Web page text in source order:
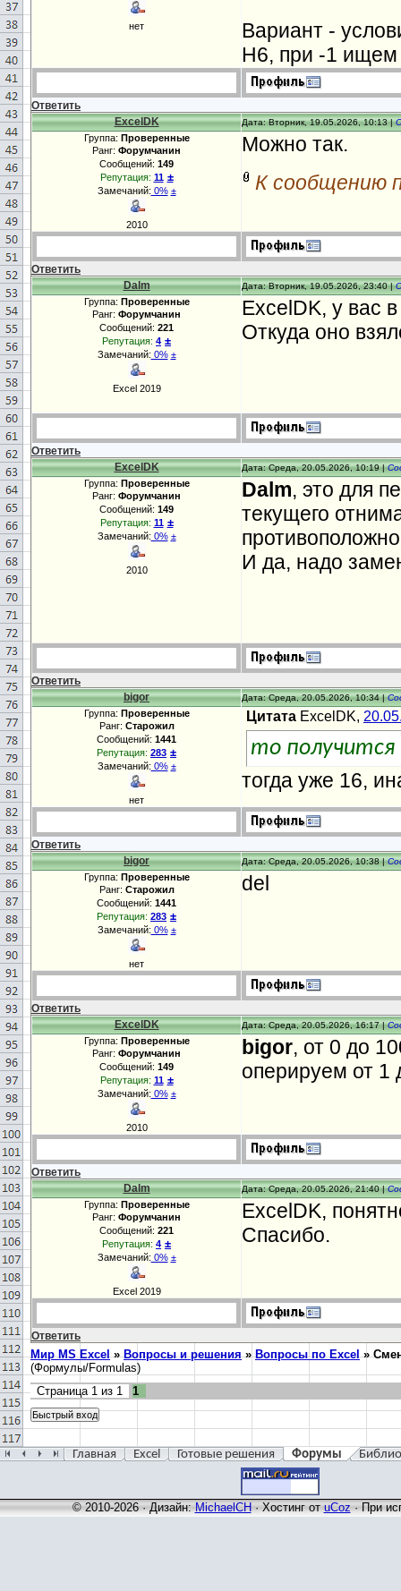
нет
Вариант -
Н6, при -1 ищем
Ответить
ExcelDK
Дата: Вторник, 19.05.2026, 10:13 |
Группа: Проверенные
Ранг: Форумчанин
Сообщений: 149
Репутация: 11 ±
Замечаний: 0% ±
2010
Можно так.
К сообщению
Ответить
Dalm
Дата: Вторник, 19.05.2026, 23:40 |
Группа: Проверенные
Ранг: Форумчанин
Сообщений: 221
Репутация: 4 ±
Замечаний: 0% ±
Excel 2019
ExcelDK, у вас
Откуда оно
Ответить
ExcelDK
Дата: Среда, 20.05.2026, 10:19 |
Группа: Проверенные
Ранг: Форумчанин
Сообщений: 149
Репутация: 11 ±
Замечаний: 0% ±
2010
Dalm, это для
текущего
И да, надо
Ответить
bigor
Дата: Среда, 20.05.2026, 10:34 |
Группа: Проверенные
Ранг: Старожил
Сообщений: 1441
Репутация: 283 ±
Замечаний: 0% ±
нет
Цитата ExcelDK,
то
тогда уже 16,
Ответить
bigor
Дата: Среда, 20.05.2026, 10:38 |
Группа: Проверенные
Ранг: Старожил
Сообщений: 1441
Репутация: 283 ±
Замечаний: 0% ±
нет
del
Ответить
ExcelDK
Дата: Среда, 20.05.2026, 16:17 |
Группа: Проверенные
Ранг: Форумчанин
Сообщений: 149
Репутация: 11 ±
Замечаний: 0% ±
2010
bigor, от 0 до
оперируем от 1
Ответить
Dalm
Дата: Среда, 20.05.2026, 21:40 |
Группа: Проверенные
Ранг: Форумчанин
Сообщений: 221
Репутация: 4 ±
Замечаний: 0% ±
Excel 2019
ExcelDK,
Спасибо.
Ответить
Мир MS Excel » Вопросы и решения » Вопросы по Excel »
(Формулы/Formulas)
Страница 1 из 1 1
Главная Excel Готовые решения Форумы
© 2010-2026 · Дизайн: MichaelCH · Хостинг от uCoz · При